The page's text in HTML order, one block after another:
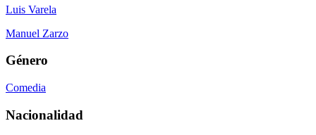
Luis Varela
Manuel Zarzo
Género
Comedia
Nacionalidad